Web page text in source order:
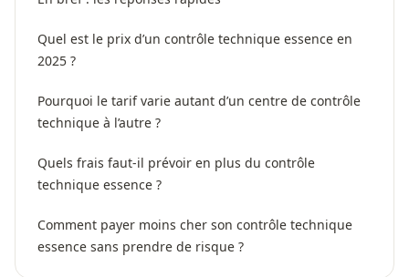
Quel est le prix d’un contrôle technique essence en
2025 ?
Pourquoi le tarif varie autant d’un centre de contrôle
technique à l’autre ?
Quels frais faut-il prévoir en plus du contrôle
technique essence ?
Comment payer moins cher son contrôle technique
essence sans prendre de risque ?